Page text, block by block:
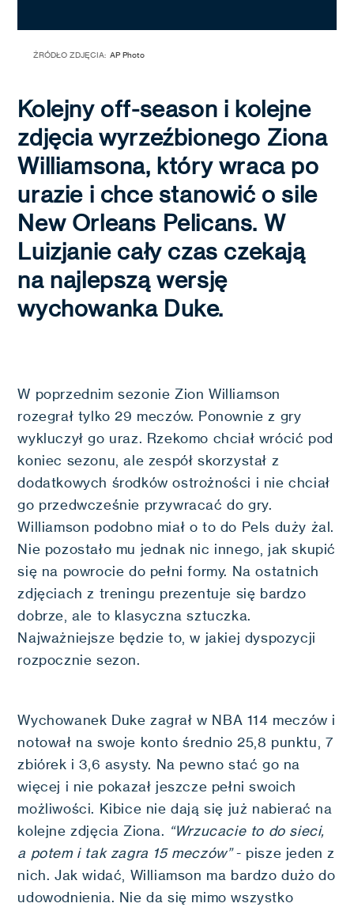
ŹRÓDŁO ZDJĘCIA: AP Photo
Kolejny off-season i kolejne
zdjęcia wyrzeźbionego Ziona
Williamsona, który wraca po
urazie i chce stanowić o sile
New Orleans Pelicans. W
Luizjanie cały czas czekają
na najlepszą wersję
wychowanka Duke.
W poprzednim sezonie Zion Williamson
rozegrał tylko 29 meczów. Ponownie z gry
wykluczył go uraz. Rzekomo chciał wrócić pod
koniec sezonu, ale zespół skorzystał z
dodatkowych środków ostrożności i nie chciał
go przedwcześnie przywracać do gry.
Williamson podobno miał o to do Pels duży żal.
Nie pozostało mu jednak nic innego, jak skupić
się na powrocie do pełni formy. Na ostatnich
zdjęciach z treningu prezentuje się bardzo
dobrze, ale to klasyczna sztuczka.
Najważniejsze będzie to, w jakiej dyspozycji
rozpocznie sezon.
Wychowanek Duke zagrał w NBA 114 meczów i
notował na swoje konto średnio 25,8 punktu, 7
zbiórek i 3,6 asysty. Na pewno stać go na
więcej i nie pokazał jeszcze pełni swoich
możliwości. Kibice nie dają się już nabierać na
kolejne zdjęcia Ziona. “Wrzucacie to do sieci,
a potem i tak zagra 15 meczów”- pisze jeden z
nich. Jak widać, Williamson ma bardzo dużo do
udowodnienia. Nie da się mimo wszystko